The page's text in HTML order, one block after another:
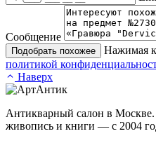
Сообщение
Подобрать похожее
Нажимая
политикой
Наверх
Антикварный салон в
живопись и книги — с 2004